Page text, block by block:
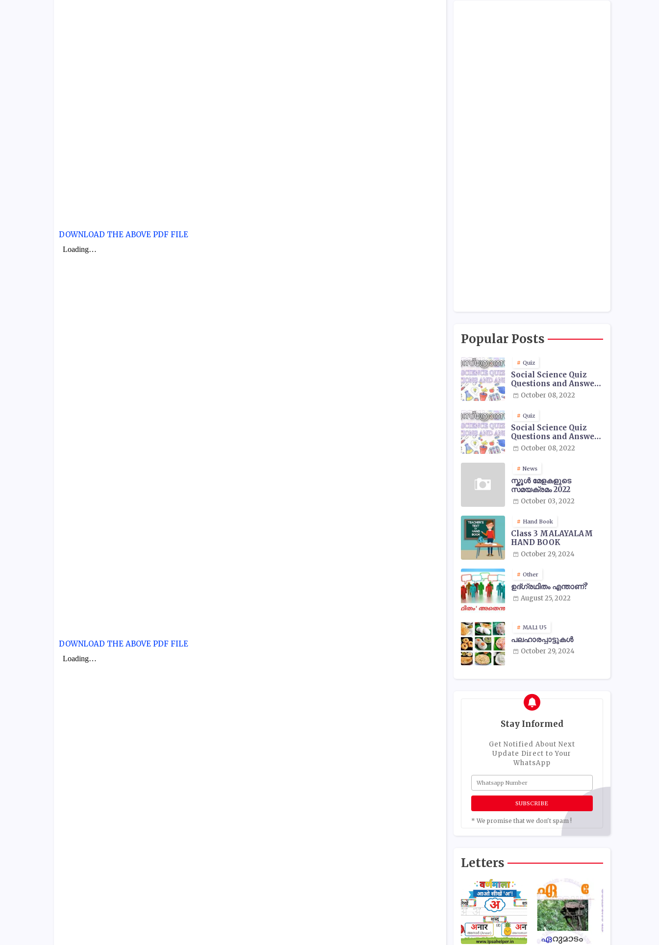
DOWNLOAD THE ABOVE PDF FILE
DOWNLOAD THE ABOVE PDF FILE
Popular Posts
Quiz
Social Science Quiz
Questions and Answers
- 01October 08, 2022
Quiz
Social Science Quiz
Questions and Answers
- 02October 08, 2022
News
സ്കൂൾ മേളകളുടെ
സമയക്രമം 2022
October 03, 2022
Hand Book
Class 3 MALAYALAM
HAND BOOK
October 29, 2024
Other
ഉദ്ഗ്രഥിതം എന്താണ്?
August 25, 2022
MAL1 U5
പലഹാരപ്പാട്ടുകൾ
October 29, 2024
Stay Informed
Get Notified About Next
Update Direct to Your
WhatsApp
* We promise that we don't spam !
Letters